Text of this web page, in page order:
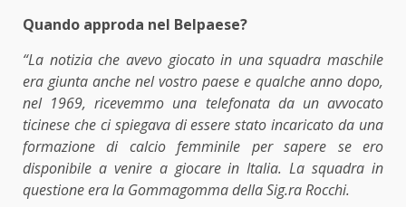
Quando approda nel Belpaese?
“La notizia che avevo giocato in una squadra maschile
era giunta anche nel vostro paese e qualche anno dopo,
nel 1969, ricevemmo una telefonata da un avvocato
ticinese che ci spiegava di essere stato incaricato da una
formazione di calcio femminile per sapere se ero
disponibile a venire a giocare in Italia. La squadra in
questione era la Gommagomma della Sig.ra Rocchi.